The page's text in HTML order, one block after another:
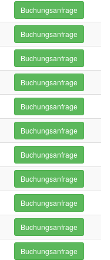
Buchungsanfrage
Buchungsanfrage
Buchungsanfrage
Buchungsanfrage
Buchungsanfrage
Buchungsanfrage
Buchungsanfrage
Buchungsanfrage
Buchungsanfrage
Buchungsanfrage
Buchungsanfrage